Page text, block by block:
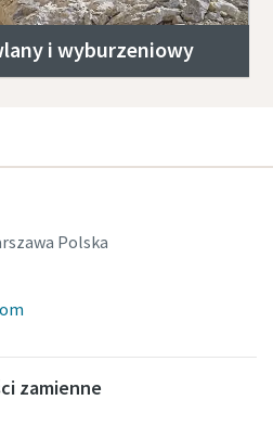
i wyburzeniowy
Polska
zamienne